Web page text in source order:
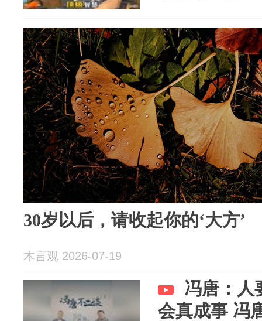
30岁以后，请收起你的‘大方’
木言观 2026-07-19
冯唐：人
会真成事 冯